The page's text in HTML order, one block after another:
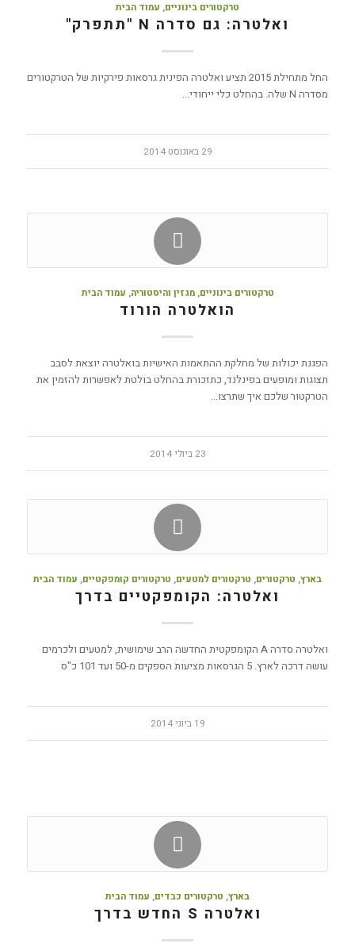
טרקטורים בינוניים, עמוד הבית
ואלטרה: גם סדרה N "תתפרק"
החל מתחילת 2015 תציע ואלטרה הפינית גרסאות פירקיות של הטרקטורים
מסדרה N שלה. בהחלט כלי ייחודי...
29 באוגוסט 2014
טרקטורים בינוניים,מגזין והיסטוריה, עמוד הבית
הואלטרה הורוד
הפגנת יכולות של מחלקת ההתאמות האישיות בואלטרה יוצאת לסבב
תצוגות ומופעים בפינלנד, כתזכורת בהחלט בולטת לאפשרות להזמין את
הטרקטור שלכם איך שתרצו...
23 ביולי 2014
בארץ, טרקטורים, טרקטורים למטעים, טרקטורים קומפקטיים, עמוד הבית
ואלטרה: הקומפקטיים בדרך
ואלטרה סדרה A הקומפקטית החדשה הרב שימושית, למטעים ולכרמים
עושה דרכה לארץ. 5 הגרסאות מציעות הספקים מ-50 ועד 101 כ"ס
19 ביוני 2014
בארץ, טרקטורים כבדים, עמוד הבית
ואלטרה S החדש בדרך